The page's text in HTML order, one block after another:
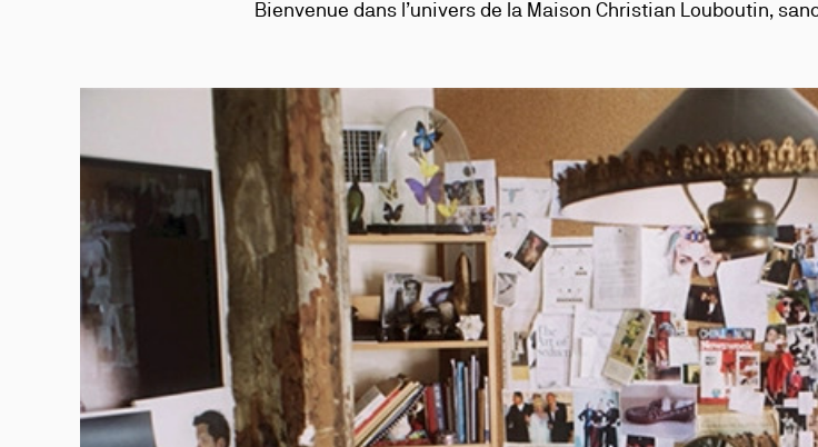
Bienvenue dans l’univers de la Maison Christian Louboutin,